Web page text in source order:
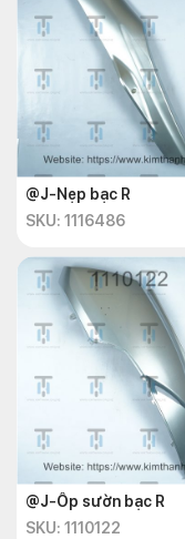
@J-Nẹp bạc R
SKU: 1116486
@J-Ốp sườn bạc R
SKU: 1110122